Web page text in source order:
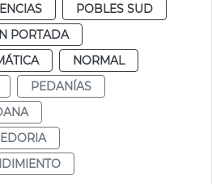
POBLES SUD
PORTADA
NORMAL
PEDANÍAS